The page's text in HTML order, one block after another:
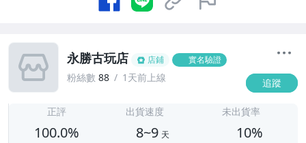
永勝古玩店 店鋪 實名驗證
粉絲數 88 1天前上線 追蹤
正評
100.0%
出貨速度
8~9 天
未出貨率
10%